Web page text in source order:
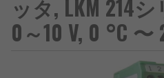
ッタ, LKM 214
0～10 V, 0 °C 〜